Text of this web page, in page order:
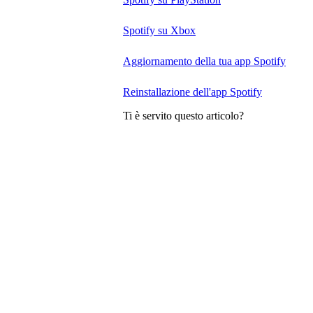
Spotify su Xbox
Aggiornamento della tua app Spotify
Reinstallazione dell'app Spotify
Ti è servito questo articolo?